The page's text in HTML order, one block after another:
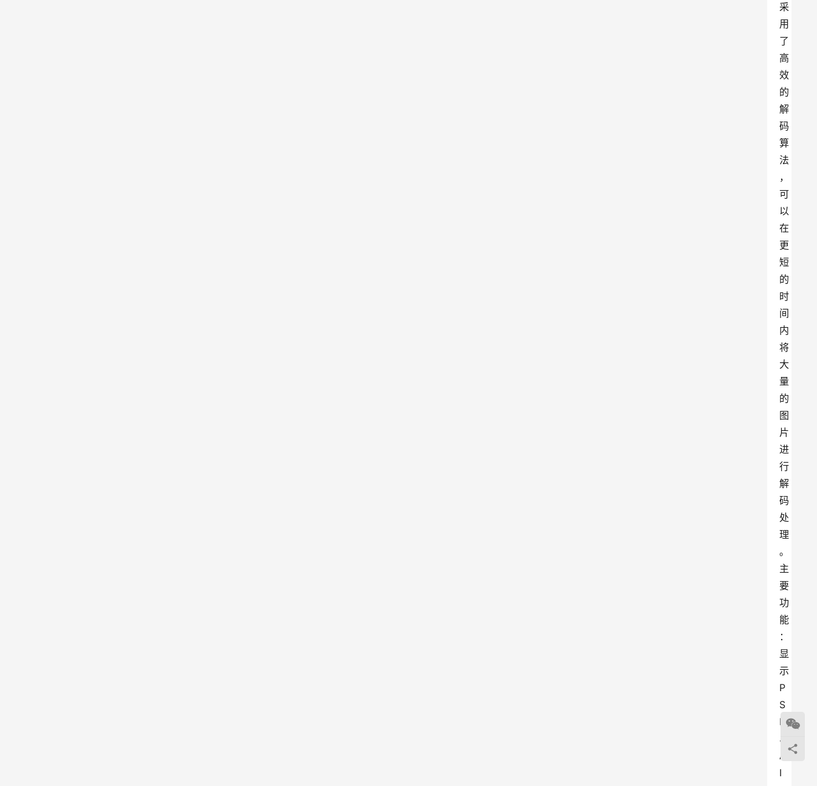
采
用
了
高
效
的
解
码
算
法
，
可
以
在
更
短
的
时
间
内
将
大
量
的
图
片
进
行
解
码
处
理
。
主
要
功
能
：
显
示
P
S
D
、
A
I